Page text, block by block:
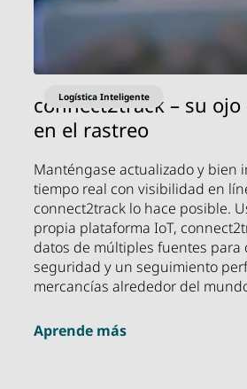
connect2track – su
en el rastreo
Manténgase actualizado y bien
tiempo real con visibilidad en
connect2track lo hace posible.
propia plataforma IoT,
datos de múltiples fuentes para
seguridad y un seguimiento
mercancías alrededor del
Aprende más
Logística Inteligente